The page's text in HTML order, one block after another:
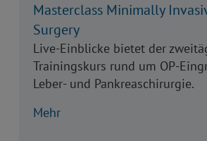
Masterclass Minimally
Surgery
Live-Einblicke bietet der
Trainingskurs rund um OP-
Leber- und Pankreaschirurgie.
Mehr